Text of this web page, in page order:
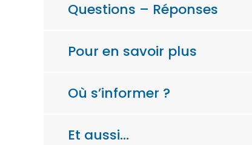
Questions – Réponses
Pour en savoir plus
Où s’informer ?
Et aussi…